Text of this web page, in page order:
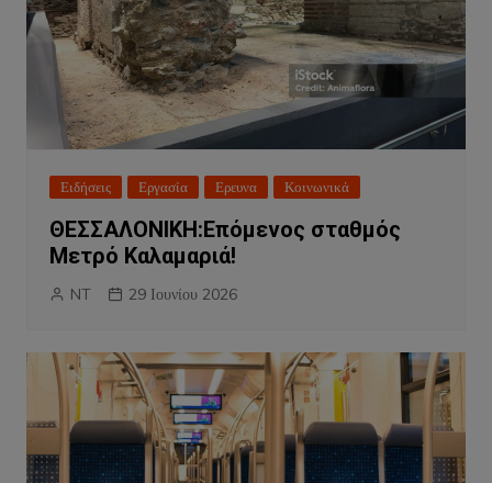
Ειδήσεις Εργασία Ερευνα Κοινωνικά
ΘΕΣΣΑΛΟΝΙΚΗ:Επόμενος σταθμός
Μετρό Καλαμαριά!
NT 29 Ιουνίου 2026